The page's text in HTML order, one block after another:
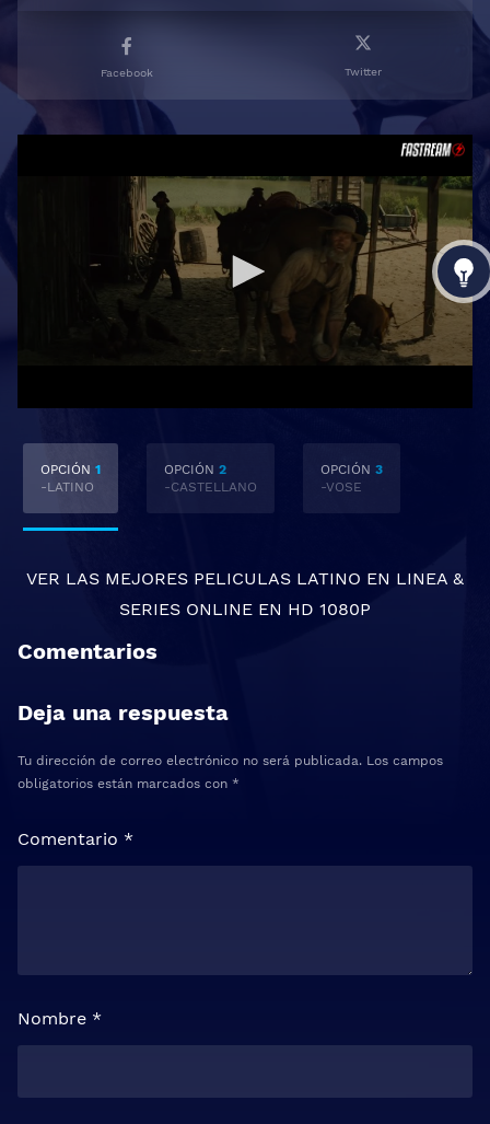
Facebook Twitter
OPCIÓN 1
-LATINO
OPCIÓN 2
-CASTELLANO
OPCIÓN 3
-VOSE
VER LAS MEJORES PELICULAS LATINO EN LINEA &
SERIES ONLINE EN HD 1080P
Comentarios
Deja una respuesta
Tu dirección de correo electrónico no será publicada. Los campos
obligatorios están marcados con *
Comentario *
Nombre *